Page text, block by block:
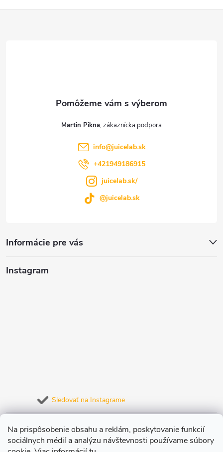
Na prispôsobenie obsahu a reklám, poskytovanie funkcií
sociálnych médií a analýzu návštevnosti používame súbory
Informácie pre vás
Martin Pikna
info@juicelab.sk
+421949186915
juicelab.sk/
@juicelab.sk
Instagram
Sledovať na Instagrame
Prijímame online platby